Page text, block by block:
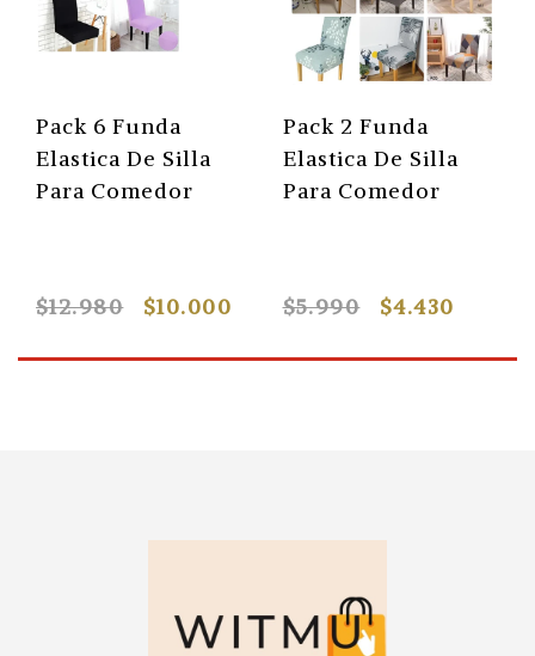
Pack 6 Funda
Elastica De Silla
Para Comedor
$12.980 $10.000
Pack 2 Funda
Elastica De Silla
Para Comedor
$5.990 $4.430